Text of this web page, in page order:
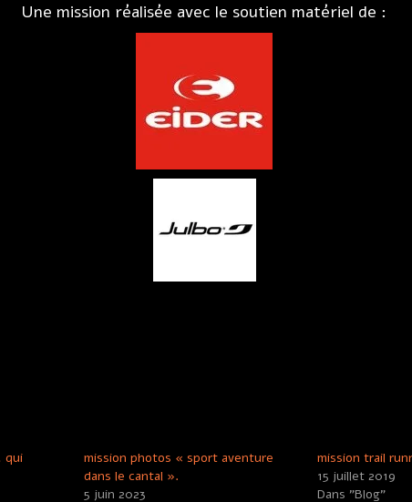
Une mission réalisée avec le soutien matériel de :
qui
mission photos « sport aventure
dans le cantal ».
5 juin 2023
mission trail
15 juillet 2019
Dans "Blog"